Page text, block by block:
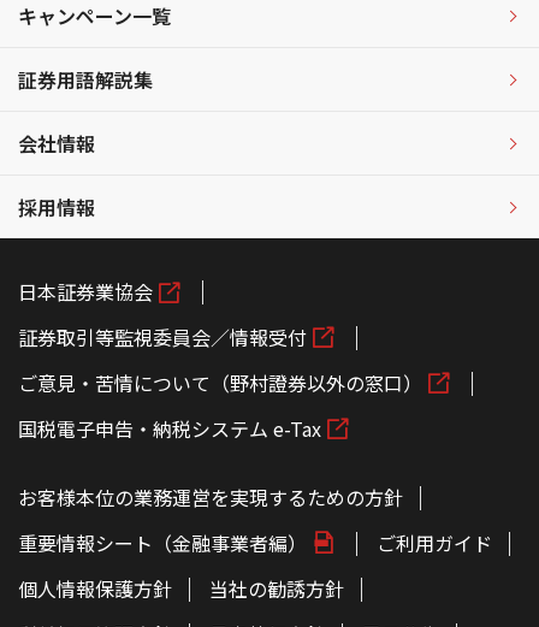
キャンペーン一覧
証券用語解説集
会社情報
採用情報
日本証券業協会
証券取引等監視委員会／情報受付
ご意見・苦情について（野村證券以外の窓口）
国税電子申告・納税システム e-Tax
お客様本位の業務運営を実現するための方針
重要情報シート（金融事業者編）
ご利用ガイド
個人情報保護方針
当社の勧誘方針